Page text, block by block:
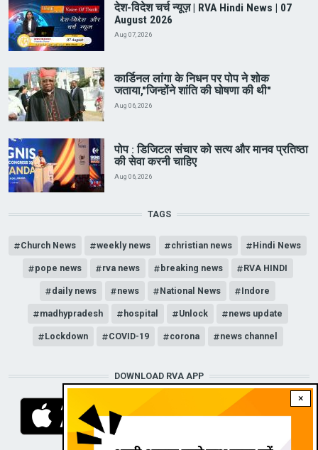
×
देश-विदेश चर्च न्यूज़ | RVA Hindi News | 07
August 2026
Aug 07, 2026
कार्डिनल लांगा के निधन पर पोप ने शोक
जताया,"जिन्होंने शांति की घोषणा की थी"
Aug 06, 2026
पोप : डिजिटल संचार को सत्य और मानव प्रतिष्ठा
की सेवा करनी चाहिए
Aug 06, 2026
TAGS
Church News weekly news christian news Hindi News
pope news rva news breaking news RVA HINDI
daily news news National News Indore
madhypradesh hospital Unlock news update
Lockdown COVID-19 corona news channel
DOWNLOAD RVA APP